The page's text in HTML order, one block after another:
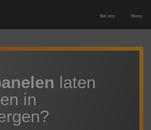
Bel ons Menu
batterij
laten
in